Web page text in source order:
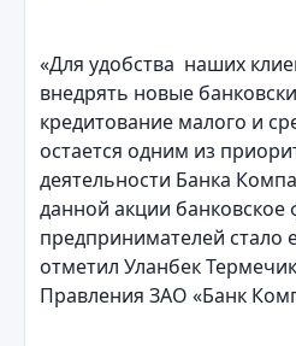
«Для удобства наших
внедрять новые
кредитование малого и
остается одним из
деятельности Банка
данной акции
предпринимателей стало
отметил Уланбек
Правления ЗАО «Банк